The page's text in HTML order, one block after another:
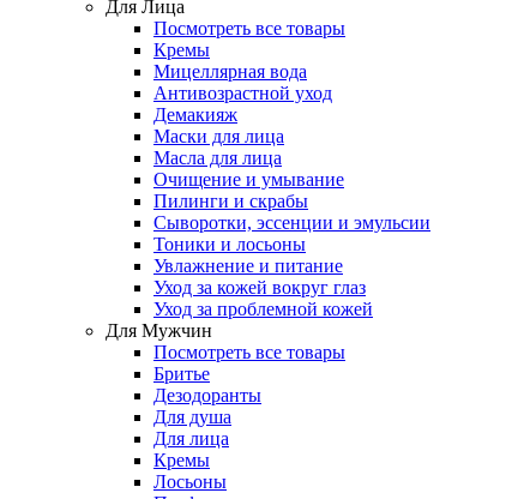
Для Лица
Посмотреть все товары
Кремы
Мицеллярная вода
Антивозрастной уход
Демакияж
Маски для лица
Масла для лица
Очищение и умывание
Пилинги и скрабы
Сыворотки, эссенции и эмульсии
Тоники и лосьоны
Увлажнение и питание
Уход за кожей вокруг глаз
Уход за проблемной кожей
Для Мужчин
Посмотреть все товары
Бритье
Дезодоранты
Для душа
Для лица
Кремы
Лосьоны